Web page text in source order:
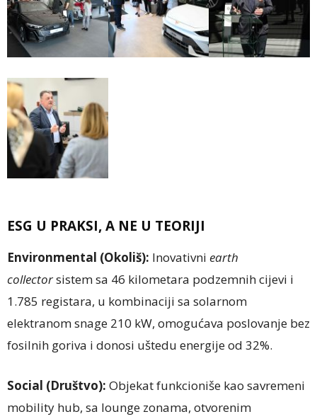
ESG U PRAKSI, A NE U TEORIJI
Environmental (Okoliš): Inovativni earth
collectorsistem sa 46 kilometara podzemnih cijevi i
1.785 registara, u kombinaciji sa solarnom
elektranom snage 210 kW, omogućava poslovanje bez
fosilnih goriva i donosi uštedu energije od 32%.
Social (Društvo): Objekat funkcioniše kao savremeni
mobility hub, sa lounge zonama, otvorenim